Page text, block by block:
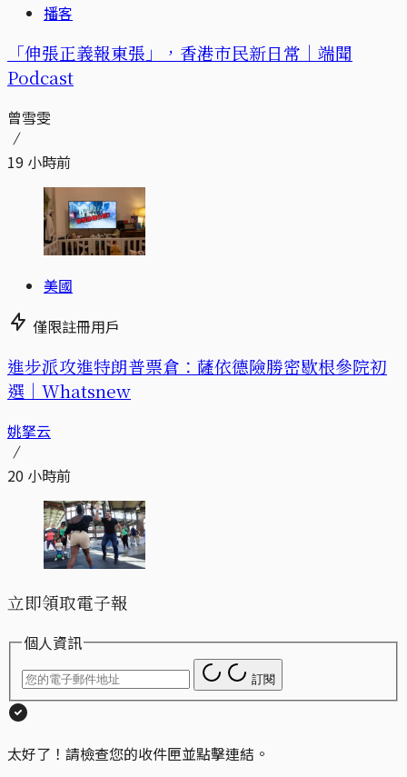
播客
「伸張正義報東張」，香港市民新日常｜端聞
Podcast
曾雪雯
19 小時前
美國
僅限註冊用戶
進步派攻進特朗普票倉：薩依德險勝密歇根參院初
選｜Whatsnew
姚拏云
20 小時前
立即領取電子報
個人資訊
訂閱
太好了！請檢查您的收件匣並點擊連結。